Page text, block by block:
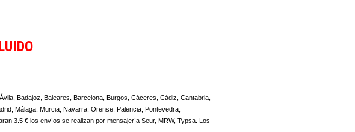
Badajoz, Baleares, Barcelona, Burgos, Cáceres, Cádiz, Cantabria,
Málaga, Murcia, Navarra, Orense, Palencia, Pontevedra,
3.5 € los envíos se realizan por mensajería Seur, MRW, Typsa. Los